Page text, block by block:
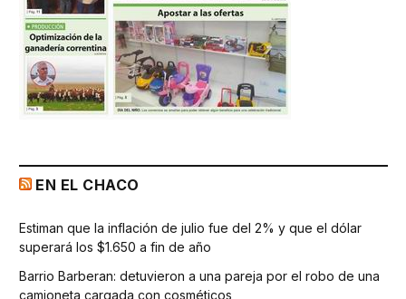
EN EL CHACO
Estiman que la inflación de julio fue del 2% y que el dólar
superará los $1.650 a fin de año
Barrio Barberan: detuvieron a una pareja por el robo de una
camioneta cargada con cosméticos